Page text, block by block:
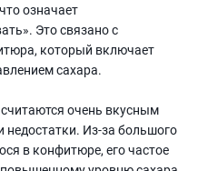
означает
Это связано с
который включает
сахара.
очень вкусным
недостатки. Из-за большого
в конфитюре, его частое